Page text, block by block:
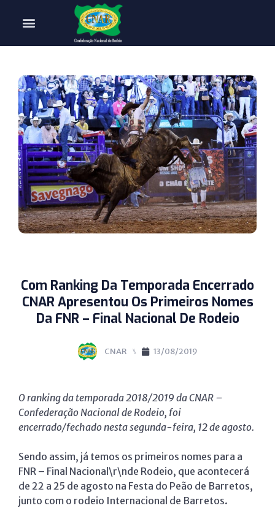
Com Ranking Da Temporada Encerrado
CNAR Apresentou Os Primeiros Nomes
Da FNR – Final Nacional De Rodeio
CNAR ⑊ 13/08/2019
O ranking da temporada 2018/2019 da CNAR –
Confederação Nacional de Rodeio, foi
encerrado/fechado nesta segunda-feira, 12 de agosto.
Sendo assim, já temos os primeiros nomes para a
FNR – Final Nacional\r\nde Rodeio, que acontecerá
de 22 a 25 de agosto na Festa do Peão de Barretos,
junto com o rodeio Internacional de Barretos.